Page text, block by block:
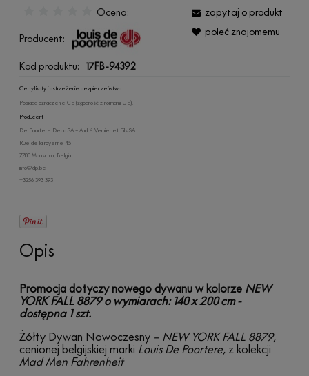
Ocena:
Producent:
Kod produktu: 17FB-94392
zapytaj o produkt
poleć znajomemu
Certyfikaty i ostrzeżenie bezpieczeństwa
Posiada oznaczenie CE (zgodność z normami UE).
Producent
De Poortere Deco SA – André Vernier et Fils SA
Rue de la royenne 45
7700 Mouscron, Belgia
info@ldp.be
+3256 393 393
Opis
Promocja dotyczy nowego dywanu w kolorze NEW
YORK FALL 8879 o wymiarach: 140 x 200 cm -
dostępna 1 szt.
Żółty Dywan Nowoczesny – NEW YORK FALL 8879,
cenionej belgijskiej marki Louis De Poortere, z kolekcji
Mad Men Fahrenheit